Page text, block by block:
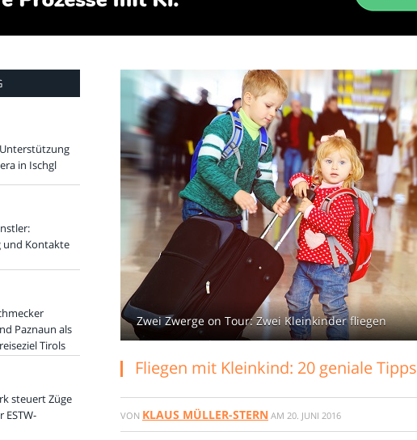
Zwei Zwerge on Tour: Zwei Kleinkinder fliegen
Fliegen mit Kleinkind: 20 geniale Tipps
VON KLAUS MÜLLER-STERN AM 20. JUNI 2016
in Ischgl
und Kontakte
Paznaun als
Tirols
steuert Züge